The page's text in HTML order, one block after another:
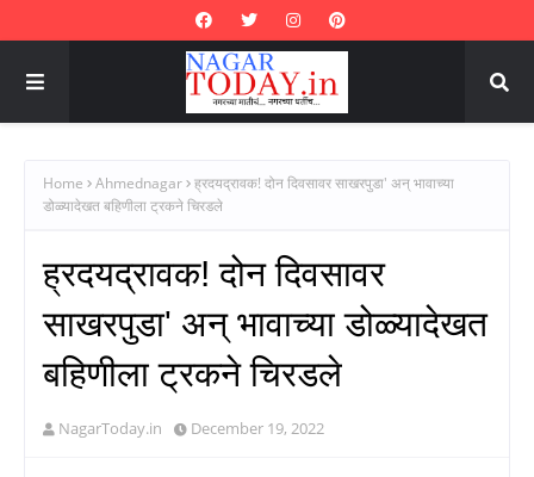
Home Ahmednagar ह्रदयद्रावक! दोन दिवसावर साखरपुडा' अन् भावाच्या
डोळ्यादेखत बहिणीला ट्रकने चिरडले
ह्रदयद्रावक! दोन दिवसावर
साखरपुडा' अन् भावाच्या डोळ्यादेखत
बहिणीला ट्रकने चिरडले
NagarToday.in December 19, 2022